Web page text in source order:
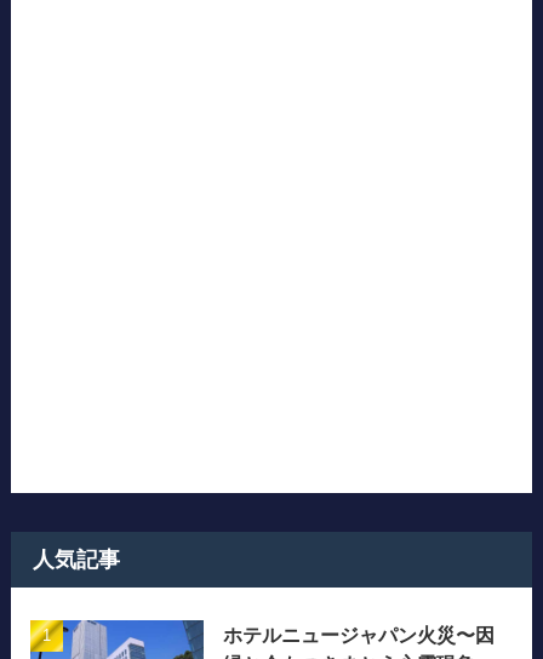
人気記事
ホテルニュージャパン火災〜因